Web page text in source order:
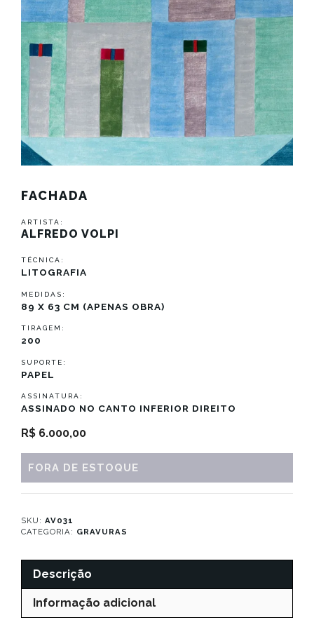
FACHADA
ARTISTA:
ALFREDO VOLPI
TÉCNICA:
LITOGRAFIA
MEDIDAS:
89 X 63 CM (APENAS OBRA)
TIRAGEM:
200
SUPORTE:
PAPEL
ASSINATURA:
ASSINADO NO CANTO INFERIOR DIREITO
R$ 6.000,00
FORA DE ESTOQUE
SKU: AV031
CATEGORIA: GRAVURAS
Descrição
Informação adicional